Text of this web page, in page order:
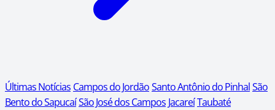
Últimas Notícias Campos do JordãoSanto Antônio do PinhalSão
Bento do SapucaíSão José dos Campos JacareíTaubaté